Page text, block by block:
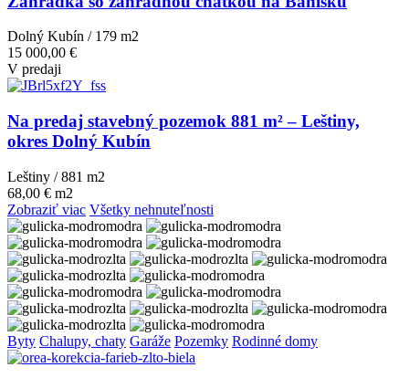
Dolný Kubín / 179 m2
15 000,00 €
V predaji
Na predaj stavebný pozemok 881 m² – Leštiny,
okres Dolný Kubín
Leštiny / 881 m2
68,00 € m2
Zobraziť viac Všetky nehnuteľnosti
Byty Chalupy, chaty Garáže Pozemky Rodinné domy